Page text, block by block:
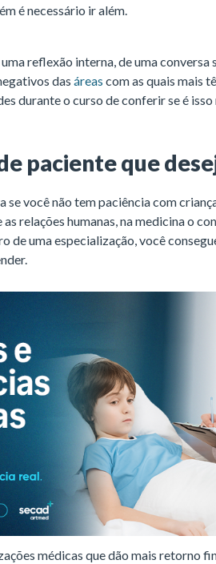
é necessário ir além.
reflexão interna, de uma conversa
das áreas com as quais mais
durante o curso de conferir se é isso
paciente que
se você não tem paciência com
relações humanas, na medicina o
de uma especialização, você
médicas que dão mais retorno